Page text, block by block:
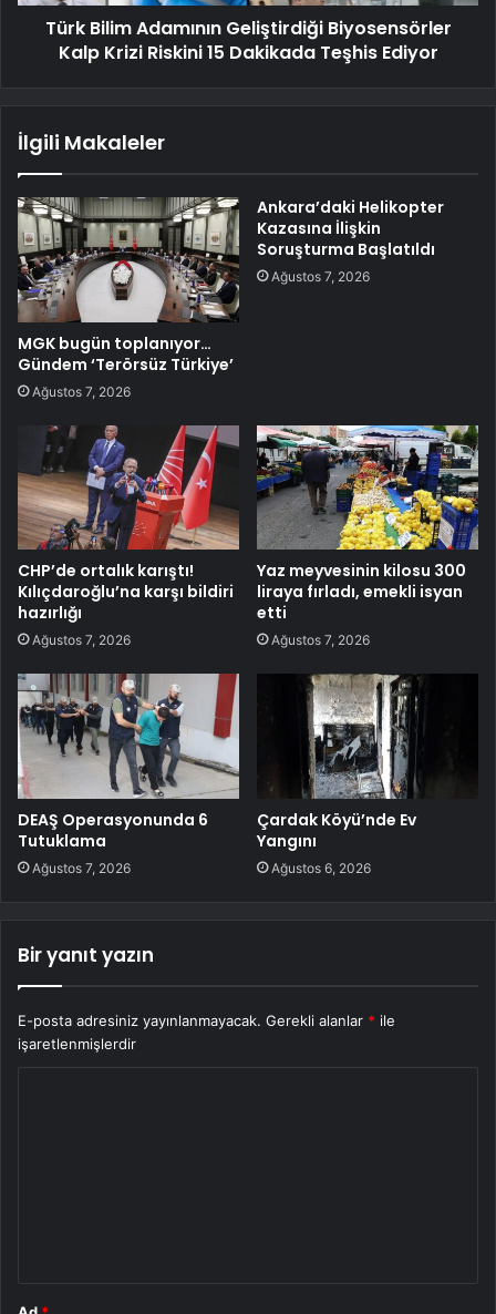
Türk Bilim Adamının Geliştirdiği Biyosensörler
Kalp Krizi Riskini 15 Dakikada Teşhis Ediyor
İlgili Makaleler
MGK bugün toplanıyor…
Gündem ‘Terörsüz Türkiye’
Ağustos 7, 2026
Ankara’daki Helikopter
Kazasına İlişkin
Soruşturma Başlatıldı
Ağustos 7, 2026
CHP’de ortalık karıştı!
Kılıçdaroğlu’na karşı bildiri
hazırlığı
Ağustos 7, 2026
Yaz meyvesinin kilosu 300
liraya fırladı, emekli isyan
etti
Ağustos 7, 2026
DEAŞ Operasyonunda 6
Tutuklama
Ağustos 7, 2026
Çardak Köyü’nde Ev
Yangını
Ağustos 6, 2026
Bir yanıt yazın
E-posta adresiniz yayınlanmayacak. Gerekli alanlar * ile
işaretlenmişlerdir